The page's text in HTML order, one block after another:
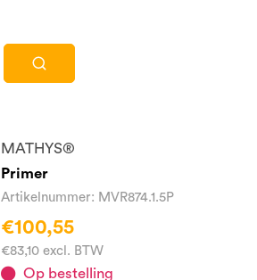
MATHYS®
Primer
Artikelnummer: MVR874.1.5P
€100,55
€83,10 excl. BTW
Op bestelling